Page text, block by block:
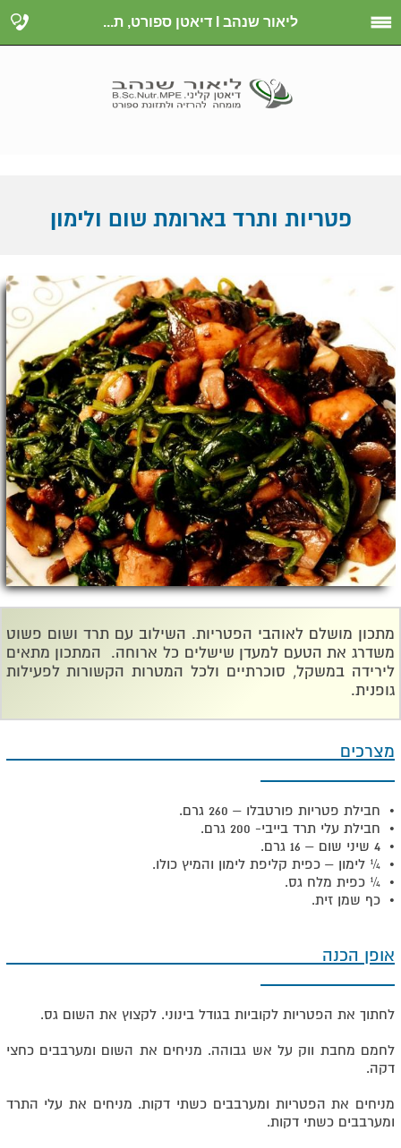
ליאור שנהב I דיאטן ספורט, ת...
מתכון מושלם לאוהבי הפטריות. השילוב עם תרד ושום פשוט
משדרג את הטעם למעדן שישלים כל ארוחה. המתכון מתאים
לירידה במשקל, סוכרתיים ולכל המטרות הקשורות לפעילות
גופנית.
מצרכים
• חבילת פטריות פורטבלו – 260 גרם.
• חבילת עלי תרד בייבי- 200 גרם.
• 4 שיני שום – 16 גרם.
• ¼ לימון – כפית קליפת לימון והמיץ כולו.
• ¼ כפית מלח גס.
• כף שמן זית.
אופן הכנה
לחתוך את הפטריות לקוביות בגודל בינוני. לקצוץ את השום גס.
לחמם מחבת ווק על אש גבוהה. מניחים את השום ומערבבים כחצי
דקה.
מניחים את הפטריות ומערבבים כשתי דקות. מניחים את עלי התרד
ומערבבים כשתי דקות.
פטריות ותרד בארומת שום ולימון